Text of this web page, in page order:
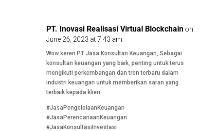
PT. Inovasi Realisasi Virtual Blockchain on
June 26, 2023 at 7:43 am
Wow keren PT Jasa Konsultan Keuangan, Sebagai
konsultan keuangan yang baik, penting untuk terus
mengikuti perkembangan dan tren terbaru dalam
industri keuangan untuk memberikan saran yang
terbaik kepada klien.
#JasaPengelolaanKeuangan
#JasaPerencanaanKeuangan
#JasaKonsultasiInvestasi